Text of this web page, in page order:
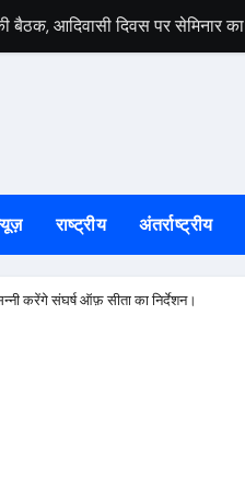
बैठक, आदिवासी दिवस पर सेमिनार
कराने की मांग पर राज्यपाल
सोरेन, विकास में बाधा डालने वालों
सात वर्षीय बच्ची की मौत, दो घायल
महत्वपूर्ण है : भीष्म साहनी जन्मदिवस
राष्ट्रीय अंतर्राष्ट्रीय
करेंगे संघर्ष ऑफ़ सीता का निर्देशन।